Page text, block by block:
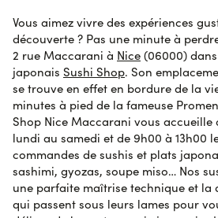
Isabelle G. le 29 octobre 2023
Comme dab
Isabelle G.le 29 octobre 2023
Parfait
Isabelle G.le 29 octobre 2023
Très bon
Vous aimez vivre des expériences
découverte ? Pas une minute à
2 rue Maccarani à Nice (06000)
japonais Sushi Shop. Son
se trouve en effet en bordure de la
minutes à pied de la fameuse
Shop Nice Maccarani vous accueille
lundi au samedi et de 9h00 à 13h00
commandes de sushis et plats
sashimi, gyozas, soupe miso… Nos
une parfaite maîtrise technique et la
qui passent sous leurs lames pour